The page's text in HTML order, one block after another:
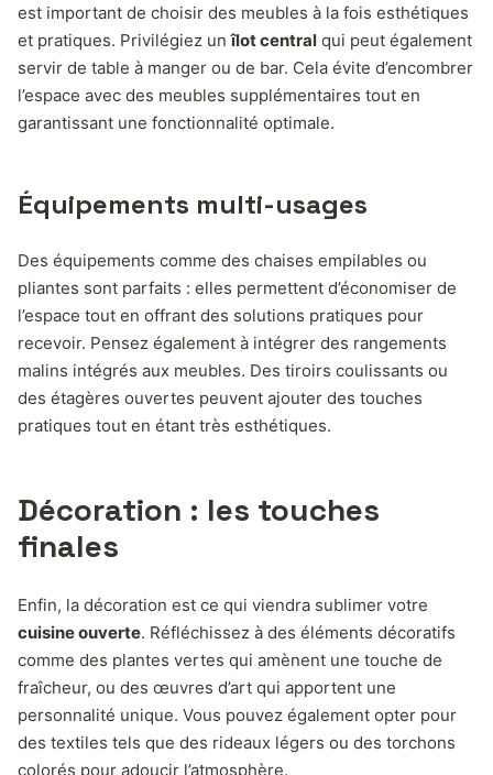
est important de choisir des meubles à la fois esthétiques
et pratiques. Privilégiez unîlot central qui peut également
servir de table à manger ou de bar. Cela évite d’encombrer
l’espace avec des meubles supplémentaires tout en
garantissant une fonctionnalité optimale.
Équipements multi-usages
Des équipements comme des chaises empilables ou
pliantes sont parfaits : elles permettent d’économiser de
l’espace tout en offrant des solutions pratiques pour
recevoir. Pensez également à intégrer des rangements
malins intégrés aux meubles. Des tiroirs coulissants ou
des étagères ouvertes peuvent ajouter des touches
pratiques tout en étant très esthétiques.
Décoration : les touches
finales
Enfin, la décoration est ce qui viendra sublimer votre
cuisine ouverte. Réfléchissez à des éléments décoratifs
comme des plantes vertes qui amènent une touche de
fraîcheur, ou des œuvres d’art qui apportent une
personnalité unique. Vous pouvez également opter pour
des textiles tels que des rideaux légers ou des torchons
colorés pour adoucir l’atmosphère.